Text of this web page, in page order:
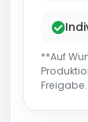
**Auf
Freigabe..